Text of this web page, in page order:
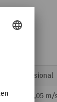
Professional
0,1 / 0,05 m/